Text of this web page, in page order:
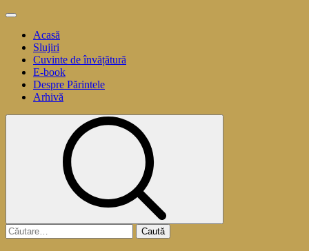
Sari
conținut
Meniu
principalAcasă
Slujiri
Cuvinte de învățătură
E-book
Despre Părintele
Arhivă
Caută
după: